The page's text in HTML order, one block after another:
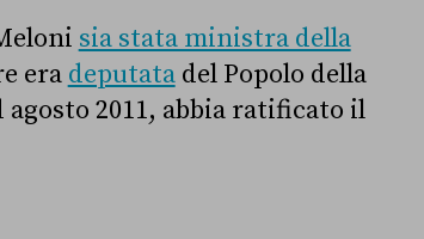
sia stata ministra della
era deputatadel Popolo della
agosto 2011, abbia ratificato il